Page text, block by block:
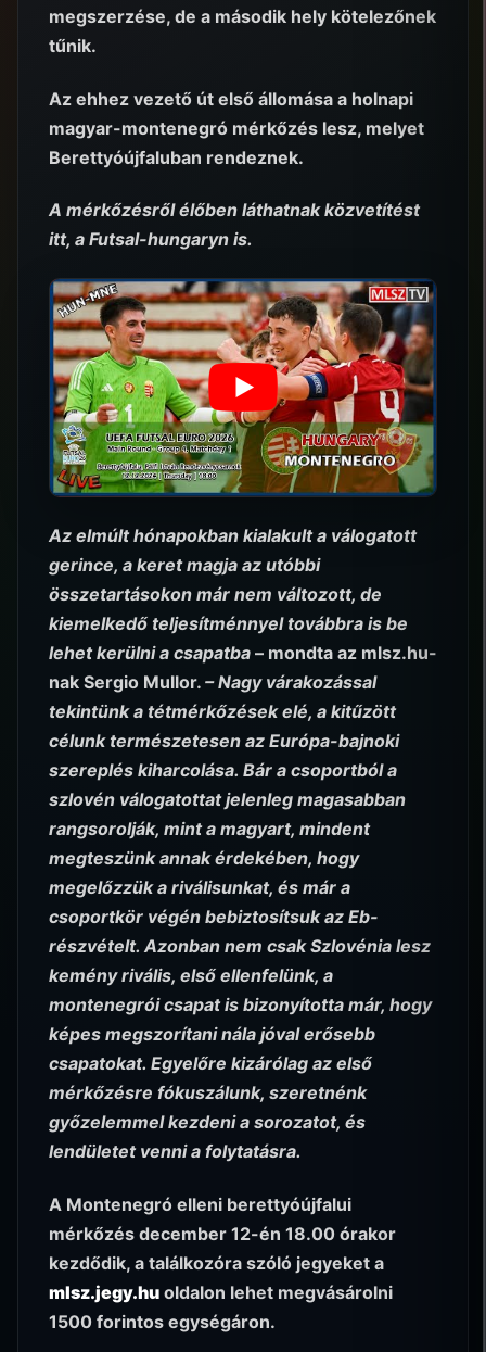
megszerzése, de a második hely kötelezőnek
tűnik.
Az ehhez vezető út első állomása a holnapi
magyar-montenegró mérkőzés lesz, melyet
Berettyóújfaluban rendeznek.
A mérkőzésről élőben láthatnak közvetítést
itt, a Futsal-hungaryn is.
Az elmúlt hónapokban kialakult a válogatott
gerince, a keret magja az utóbbi
összetartásokon már nem változott, de
kiemelkedő teljesítménnyel továbbra is be
lehet kerülni a csapatba – mondta az mlsz.hu-
nak Sergio Mullor. – Nagy várakozással
tekintünk a tétmérkőzések elé, a kitűzött
célunk természetesen az Európa-bajnoki
szereplés kiharcolása. Bár a csoportból a
szlovén válogatottat jelenleg magasabban
rangsorolják, mint a magyart, mindent
megteszünk annak érdekében, hogy
megelőzzük a riválisunkat, és már a
csoportkör végén bebiztosítsuk az Eb-
részvételt. Azonban nem csak Szlovénia lesz
kemény rivális, első ellenfelünk, a
montenegrói csapat is bizonyította már, hogy
képes megszorítani nála jóval erősebb
csapatokat. Egyelőre kizárólag az első
mérkőzésre fókuszálunk, szeretnénk
győzelemmel kezdeni a sorozatot, és
lendületet venni a folytatásra.
A Montenegró elleni berettyóújfalui
mérkőzés december 12-én 18.00 órakor
kezdődik, a találkozóra szóló jegyeket a
mlsz.jegy.hu oldalon lehet megvásárolni
1500 forintos egységáron.